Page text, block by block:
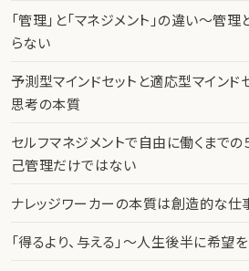
「管理」と「マネジメント」の違い〜管
らない
予測型マインドセットと適応型マインド
思考の本質
セルフマネジメントで自由に働くまでの
己管理だけではない
ナレッジワーカーの本質は創造的な仕
「得るより、与える」〜人生後半に希望